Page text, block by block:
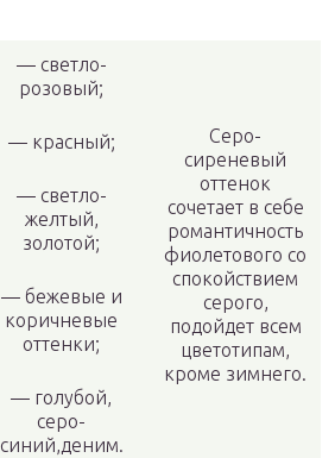
— светло-
розовый;
— красный;
— светло-
желтый,
золотой;
— бежевые и
коричневые
оттенки;
— голубой,
серо-
синий,деним.
Серо-
сиреневый
оттенок
сочетает в себе
романтичность
фиолетового со
спокойствием
серого,
подойдет всем
цветотипам,
кроме зимнего.